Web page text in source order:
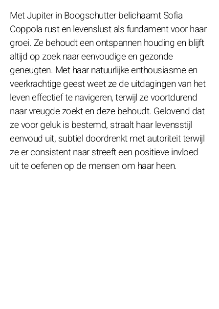
Met Jupiter in Boogschutter belichaamt Sofia
Coppola rust en levenslust als fundament voor haar
groei. Ze behoudt een ontspannen houding en blijft
altijd op zoek naar eenvoudige en gezonde
geneugten. Met haar natuurlijke enthousiasme en
veerkrachtige geest weet ze de uitdagingen van het
leven effectief te navigeren, terwijl ze voortdurend
naar vreugde zoekt en deze behoudt. Gelovend dat
ze voor geluk is bestemd, straalt haar levensstijl
eenvoud uit, subtiel doordrenkt met autoriteit terwijl
ze er consistent naar streeft een positieve invloed
uit te oefenen op de mensen om haar heen.